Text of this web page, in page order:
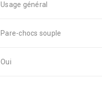
Usage général
Pare-chocs souple
Oui